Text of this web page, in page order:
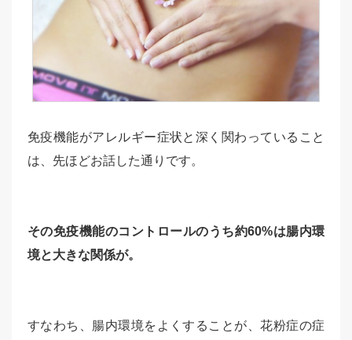
免疫機能がアレルギー症状と深く関わっていること
は、先ほどお話した通りです。
その免疫機能のコントロールのうち約60%は腸内環
境と大きな関係が。
すなわち、腸内環境をよくすることが、花粉症の症